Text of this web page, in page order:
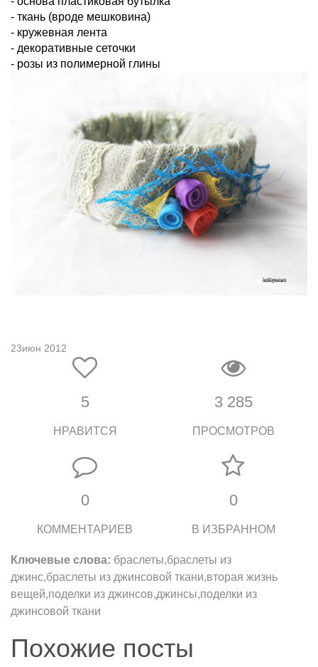
- ткань (вроде мешковина)
- кружевная лента
- декоративные сеточки
- розы из полимерной глины
23июн 2012
5
НРАВИТСЯ
3 285
ПРОСМОТРОВ
0
КОММЕНТАРИЕВ
0
В ИЗБРАННОМ
Ключевые слова: браслеты,браслеты из
джинс,браслеты из джинсовой ткани,вторая жизнь
вещей,поделки из джинсов,джинсы,поделки из
джинсовой ткани
Похожие посты